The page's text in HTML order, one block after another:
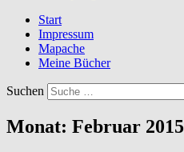
Start
Impressum
Mapache
Meine Bücher
Suchen
Monat: Februar 2015